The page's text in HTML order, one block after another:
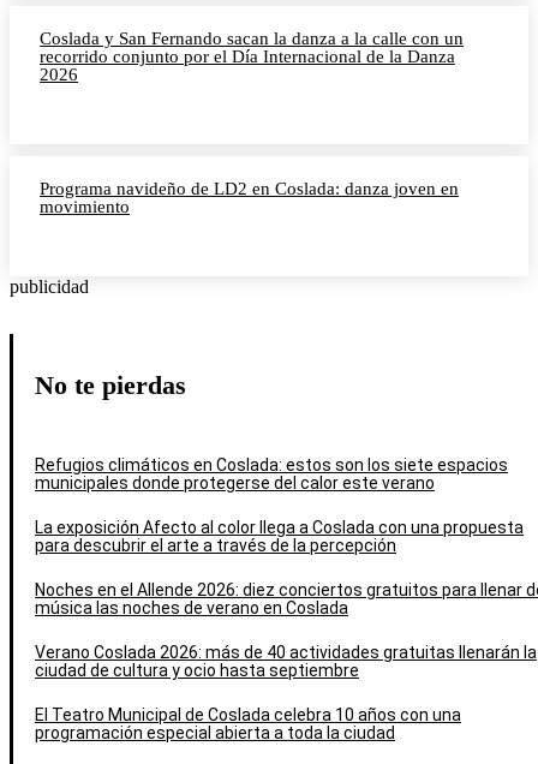
Coslada y San Fernando sacan la danza a la calle con un
recorrido conjunto por el Día Internacional de la Danza
2026
Programa navideño de LD2 en Coslada: danza joven en
movimiento
publicidad
No te pierdas
Refugios climáticos en Coslada: estos son los siete espacios
municipales donde protegerse del calor este verano
La exposición Afecto al color llega a Coslada con una propuesta
para descubrir el arte a través de la percepción
Noches en el Allende 2026: diez conciertos gratuitos para llenar
música las noches de verano en Coslada
Verano Coslada 2026: más de 40 actividades gratuitas llenarán la
ciudad de cultura y ocio hasta septiembre
El Teatro Municipal de Coslada celebra 10 años con una
programación especial abierta a toda la ciudad